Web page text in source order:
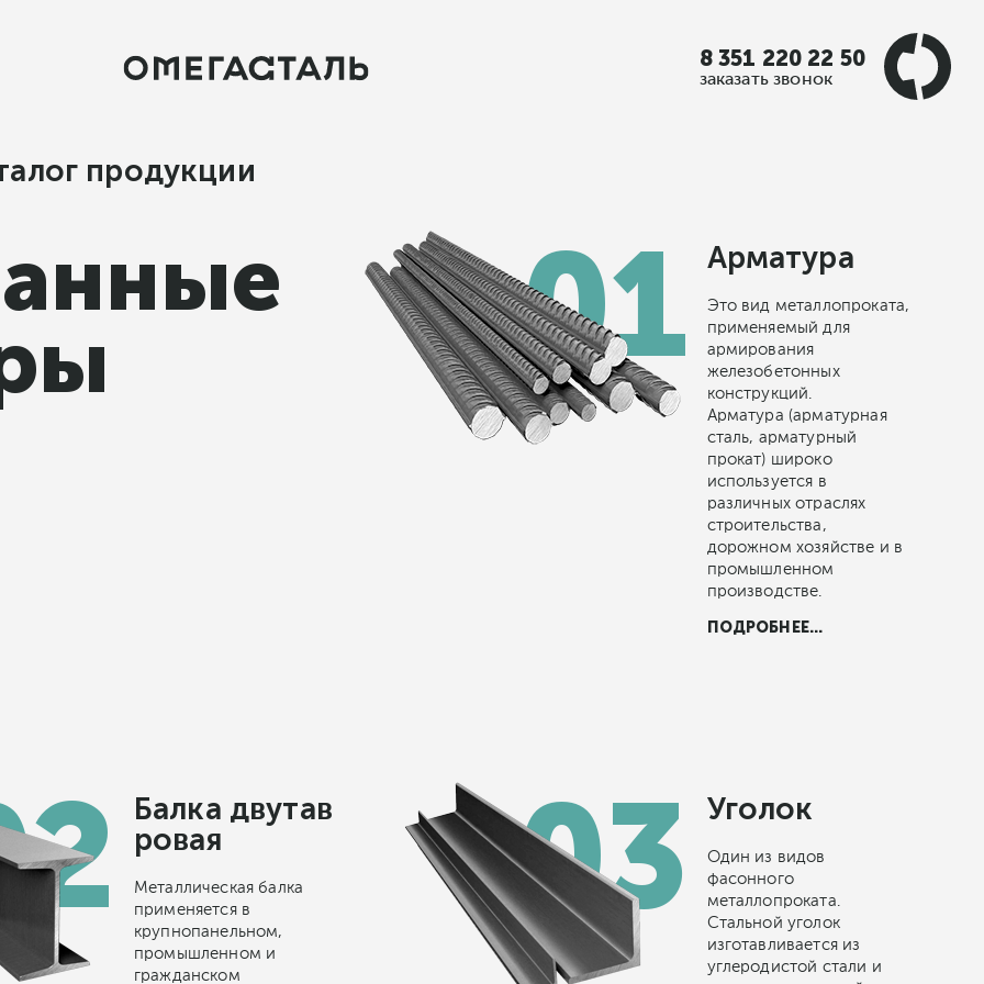
продукции
Арматура
Это вид металлопроката,
применяемый для
армирования
железобетонных
конструкций.
Арматура (арматурная
сталь, арматурный
прокат) широко
используется в
различных отраслях
строительства,
дорожном хозяйстве и в
промышленном
производстве.
ПОДРОБНЕЕ...
Балка двутав
ровая
Металлическая балка
применяется в
крупнопанельном,
промышленном и
гражданском
Уголок
Один из видов
фасонного
металлопроката.
Стальной уголок
изготавливается из
углеродистой стали и
8 351 220 22 50
заказать звонок
8 351 220 22 50
заказать звонок
8 351 220 22 50
заказать звонок